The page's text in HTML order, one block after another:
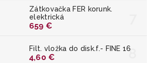
Zátkovačka FER korunk.
elektrická
659 €
Filt. vložka do disk.f.- FINE 16
4,60 €